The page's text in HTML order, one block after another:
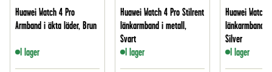
Huawei Watch 4 Pro
Armband i äkta läder, Brun
I lager
Huawei Watch 4 Pro Stilrent
länkarmband i metall,
Svart
I lager
Huawei Watch
länkarmband i
Silver
I lager